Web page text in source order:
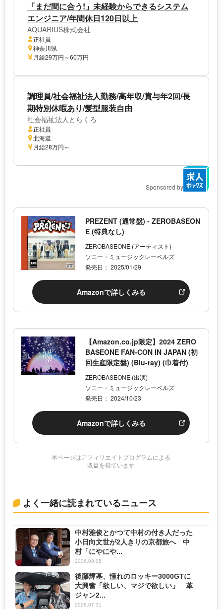
「まだ間に合う!」未経験からできるシステム
エンジニア/年間休日120日以上
AQUARIUS株式会社
正社員
神奈川県
月給29万円～60万円
調理員/社会福祉法人勤務/高年収/賞与年2回/長
期特別休暇あり/髪型服装自由
社会福祉法人とらくろ
正社員
北海道
月給28万円～
Sponsored by
PREZENT (通常盤) - ZEROBASEON
E (特典なし)
ZEROBASEONE (アーティスト)
ソニー・ミュージックレーベルズ
発売日： 2025/01/29
Amazonで詳しくみる
【Amazon.co.jp限定】2024 ZERO
BASEONE FAN-CON IN JAPAN (初
回生産限定盤) (Blu-ray) (巾着付)
ZEROBASEONE (出演)
ソニー・ミュージックレーベルズ
発売日： 2024/10/23
Amazonで詳しくみる
本ページはアフィリエイトプログラムによる
収益を得ています
よく一緒に読まれているニュース
中村雅俊とかつて中村の付き人だった
小日向文世が2人きりの京都旅へ 中
村「にやにや...
2026.08.05
後藤輝基、憧れのロッキー3000GTに
大興奮「欲しい、マジで欲しい」 革
ジャン2...
2026.07.31